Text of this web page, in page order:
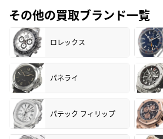
その他の買取ブランド一覧
ロレックス
パネライ
パテック フィリップ